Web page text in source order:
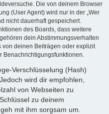
Die von deinem Browser
(User Agent) wird nur in der „Wer
nicht dauerhaft gespeichert.
des Boards, dass weitere
dein Abstimmungsverhalten
von deinen Beiträgen oder explizit
Benachrichtigungsfunktionen.
Verschlüsselung (Hash)
wird dir empfohlen,
von Webseiten zu
zu deinem
mit ihm sorgsam um.